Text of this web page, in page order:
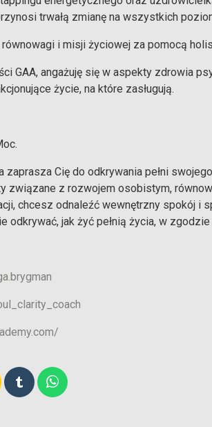
trwałą zmianę na wszystkich
i misji życiowej za pomocą
GAA, angażuję się w aspekty zdrowia
życie, na które zasługują.
Cię do odkrywania pełni
związane z rozwojem osobistym,
chcesz odnaleźć wewnętrzny spokój i
odkrywać, jak żyć pełnią życia, w